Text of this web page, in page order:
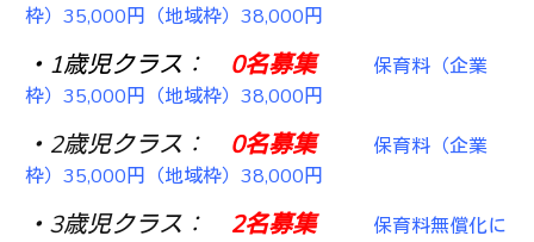
枠）35,000円（地域枠）38,000円
・1歳児クラス： 0名募集
保育料（企業
枠）35,000円（地域枠）38,000円
・2歳児クラス： 0名募集
保育料（企業
枠）35,000円（地域枠）38,000円
・3歳児クラス： 2名募集
保育料無償化に